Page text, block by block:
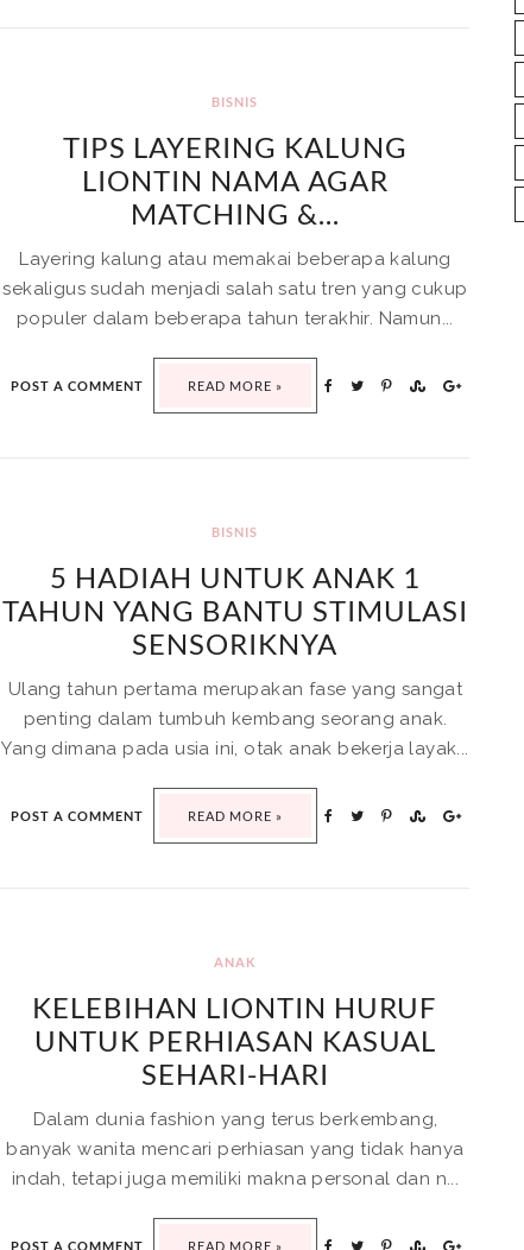
BISNIS
TIPS LAYERING KALUNG
LIONTIN NAMA AGAR
MATCHING &...
Layering kalung atau memakai beberapa kalung
sekaligus sudah menjadi salah satu tren yang cukup
populer dalam beberapa tahun terakhir. Namun...
POST A COMMENT READ MORE »
BISNIS
5 HADIAH UNTUK ANAK 1
TAHUN YANG BANTU STIMULASI
SENSORIKNYA
Ulang tahun pertama merupakan fase yang sangat
penting dalam tumbuh kembang seorang anak.
Yang dimana pada usia ini, otak anak bekerja layak...
POST A COMMENT READ MORE »
ANAK
KELEBIHAN LIONTIN HURUF
UNTUK PERHIASAN KASUAL
SEHARI-HARI
Dalam dunia fashion yang terus berkembang,
banyak wanita mencari perhiasan yang tidak hanya
indah, tetapi juga memiliki makna personal dan n...
POST A COMMENT READ MORE »